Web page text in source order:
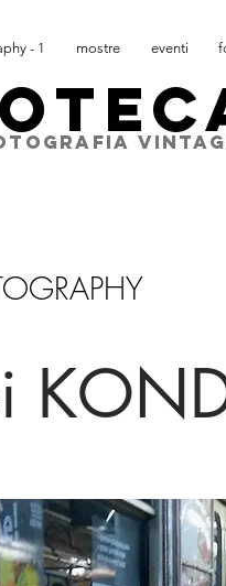
- 1 mostre eventi